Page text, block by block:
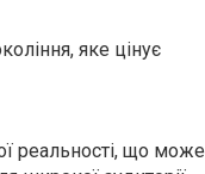
яке цінує
реальності, що може